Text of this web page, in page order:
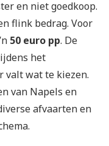
en niet goedkoop.
flink bedrag. Voor
50 euro pp. De
het
valt wat te kiezen.
van Napels en
afvaarten en